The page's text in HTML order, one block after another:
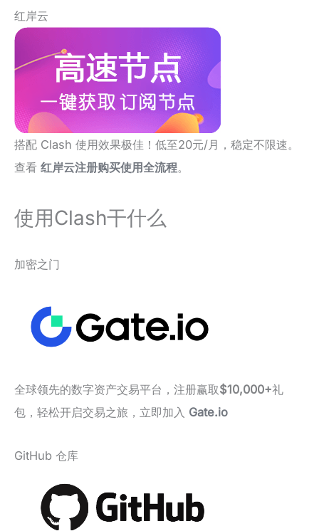
红岸云
搭配 Clash 使用效果极佳！低至20元/月，稳定不限速。
查看 红岸云注册购买使用全流程。
使用Clash干什么
加密之门
全球领先的数字资产交易平台，注册赢取$10,000+礼
包，轻松开启交易之旅，立即加入 Gate.io
GitHub 仓库